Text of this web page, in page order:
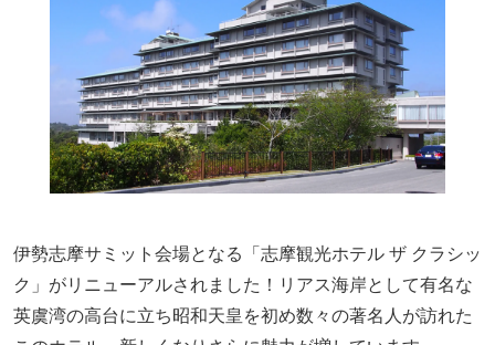
伊勢志摩サミット会場となる「志摩観光ホテル ザ クラシッ
ク」がリニューアルされました！リアス海岸として有名な
英虞湾の高台に立ち昭和天皇を初め数々の著名人が訪れた